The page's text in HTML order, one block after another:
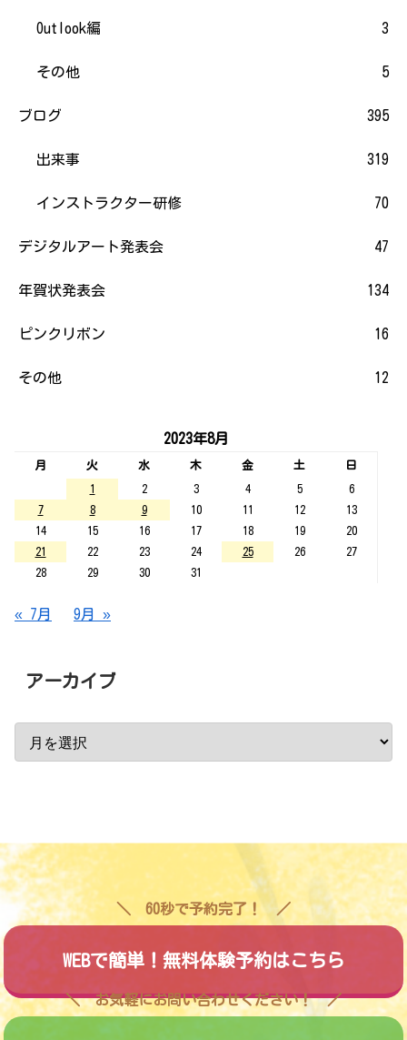
Outlook編 3
その他 5
ブログ 395
出来事 319
インストラクター研修 70
デジタルアート発表会 47
年賀状発表会 134
ピンクリボン 16
その他 12
2023年8月
月 火 水 木 金 土
日
1
2 3 4 5
6
7
8 9 10 11 12
13
14
15 16 17 18 19
20
21
22 23 24 25 26
27
28
29 30 31
« 7月 9月 »
アーカイブ
60秒で予約完了！
WEBで簡単！無料体験予約はこちら
お気軽にお問い合わせください！